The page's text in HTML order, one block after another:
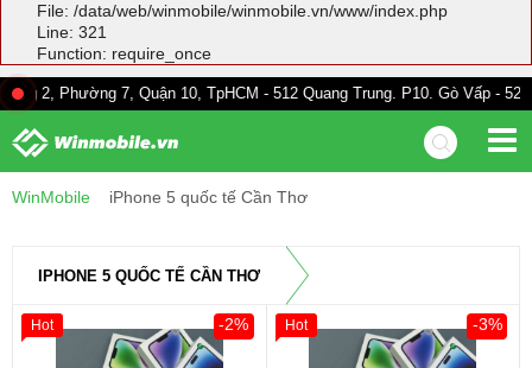
File: /data/web/winmobile/winmobile.vn/www/index.php
Line: 321
Function: require_once
7, Quận 10, TpHCM - 512 Quang Trung. P10. Gò Vấp - 528A Trường
WinMobile iPhone 5 quốc tế Cần Thơ
IPHONE 5 QUỐC TẾ CẦN THƠ
-2%
Hot -3%
Hot